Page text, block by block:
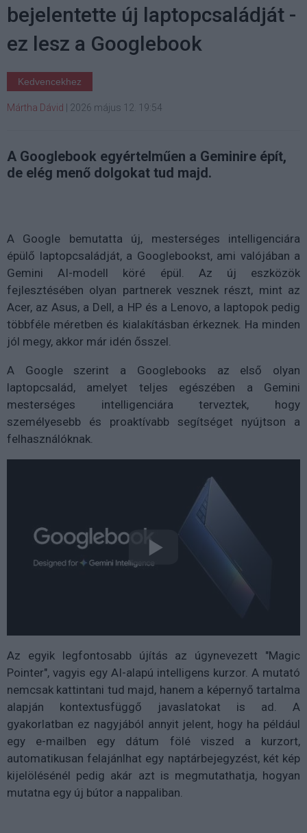
bejelentette új laptopcsaládját -
ez lesz a Googlebook
Kedvencekhez
Mártha Dávid 2026 május 12. 19:54
A Googlebook egyértelműen a Geminire épít,
de elég menő dolgokat tud majd.
A Google bemutatta új, mesterséges intelligenciára
épülő laptopcsaládját, a Googlebookst, ami valójában a
Gemini AI-modell köré épül. Az új eszközök
fejlesztésében olyan partnerek vesznek részt, mint az
Acer, az Asus, a Dell, a HP és a Lenovo, a laptopok pedig
többféle méretben és kialakításban érkeznek. Ha minden
jól megy, akkor már idén ősszel.
A Google szerint a Googlebooks az első olyan
laptopcsalád, amelyet teljes egészében a Gemini
mesterséges intelligenciára terveztek, hogy
személyesebb és proaktívabb segítséget nyújtson a
felhasználóknak.
Az egyik legfontosabb újítás az úgynevezett "Magic
Pointer", vagyis egy AI-alapú intelligens kurzor. A mutató
nemcsak kattintani tud majd, hanem a képernyő tartalma
alapján kontextusfüggő javaslatokat is ad. A
gyakorlatban ez nagyjából annyit jelent, hogy ha például
egy e-mailben egy dátum fölé viszed a kurzort,
automatikusan felajánlhat egy naptárbejegyzést, két kép
kijelölésénél pedig akár azt is megmutathatja, hogyan
mutatna egy új bútor a nappaliban.